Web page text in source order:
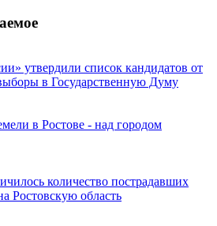
утвердили список кандидатов от
в Государственную Думу
в Ростове - над городом
количество пострадавших
Ростовскую область